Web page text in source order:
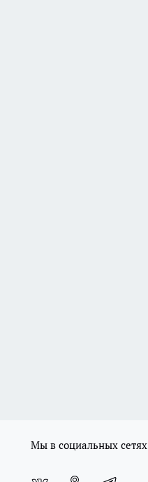
Мы в социальных сетях